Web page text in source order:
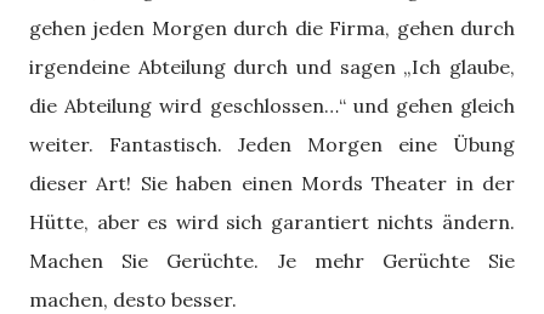
gehen jeden Morgen durch die Firma, gehen durch
irgendeine Abteilung durch und sagen „Ich glaube,
die Abteilung wird geschlossen…“ und gehen gleich
weiter. Fantastisch. Jeden Morgen eine Übung
dieser Art! Sie haben einen Mords Theater in der
Hütte, aber es wird sich garantiert nichts ändern.
Machen Sie Gerüchte. Je mehr Gerüchte Sie
machen, desto besser.